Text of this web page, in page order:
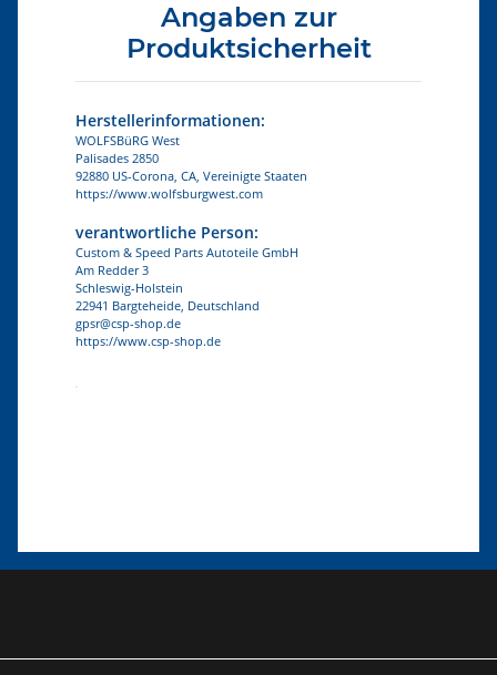
Angaben zur
Produktsicherheit
Herstellerinformationen:
WOLFSBüRG West
Palisades 2850
92880 US-Corona, CA, Vereinigte Staaten
https://www.wolfsburgwest.com
verantwortliche Person:
Custom & Speed Parts Autoteile GmbH
Am Redder 3
Schleswig-Holstein
22941 Bargteheide, Deutschland
gpsr@csp-shop.de
https://www.csp-shop.de